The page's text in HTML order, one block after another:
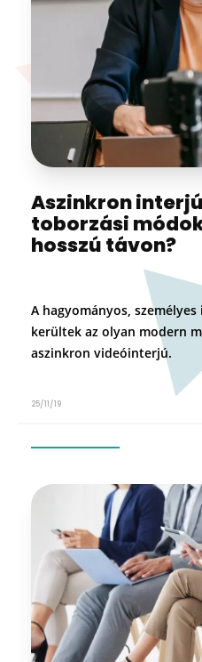
Aszinkron
toborzási
hosszú távon?
A hagyományos,
kerültek az olyan modern
aszinkron videóinterjú.
25/11/19